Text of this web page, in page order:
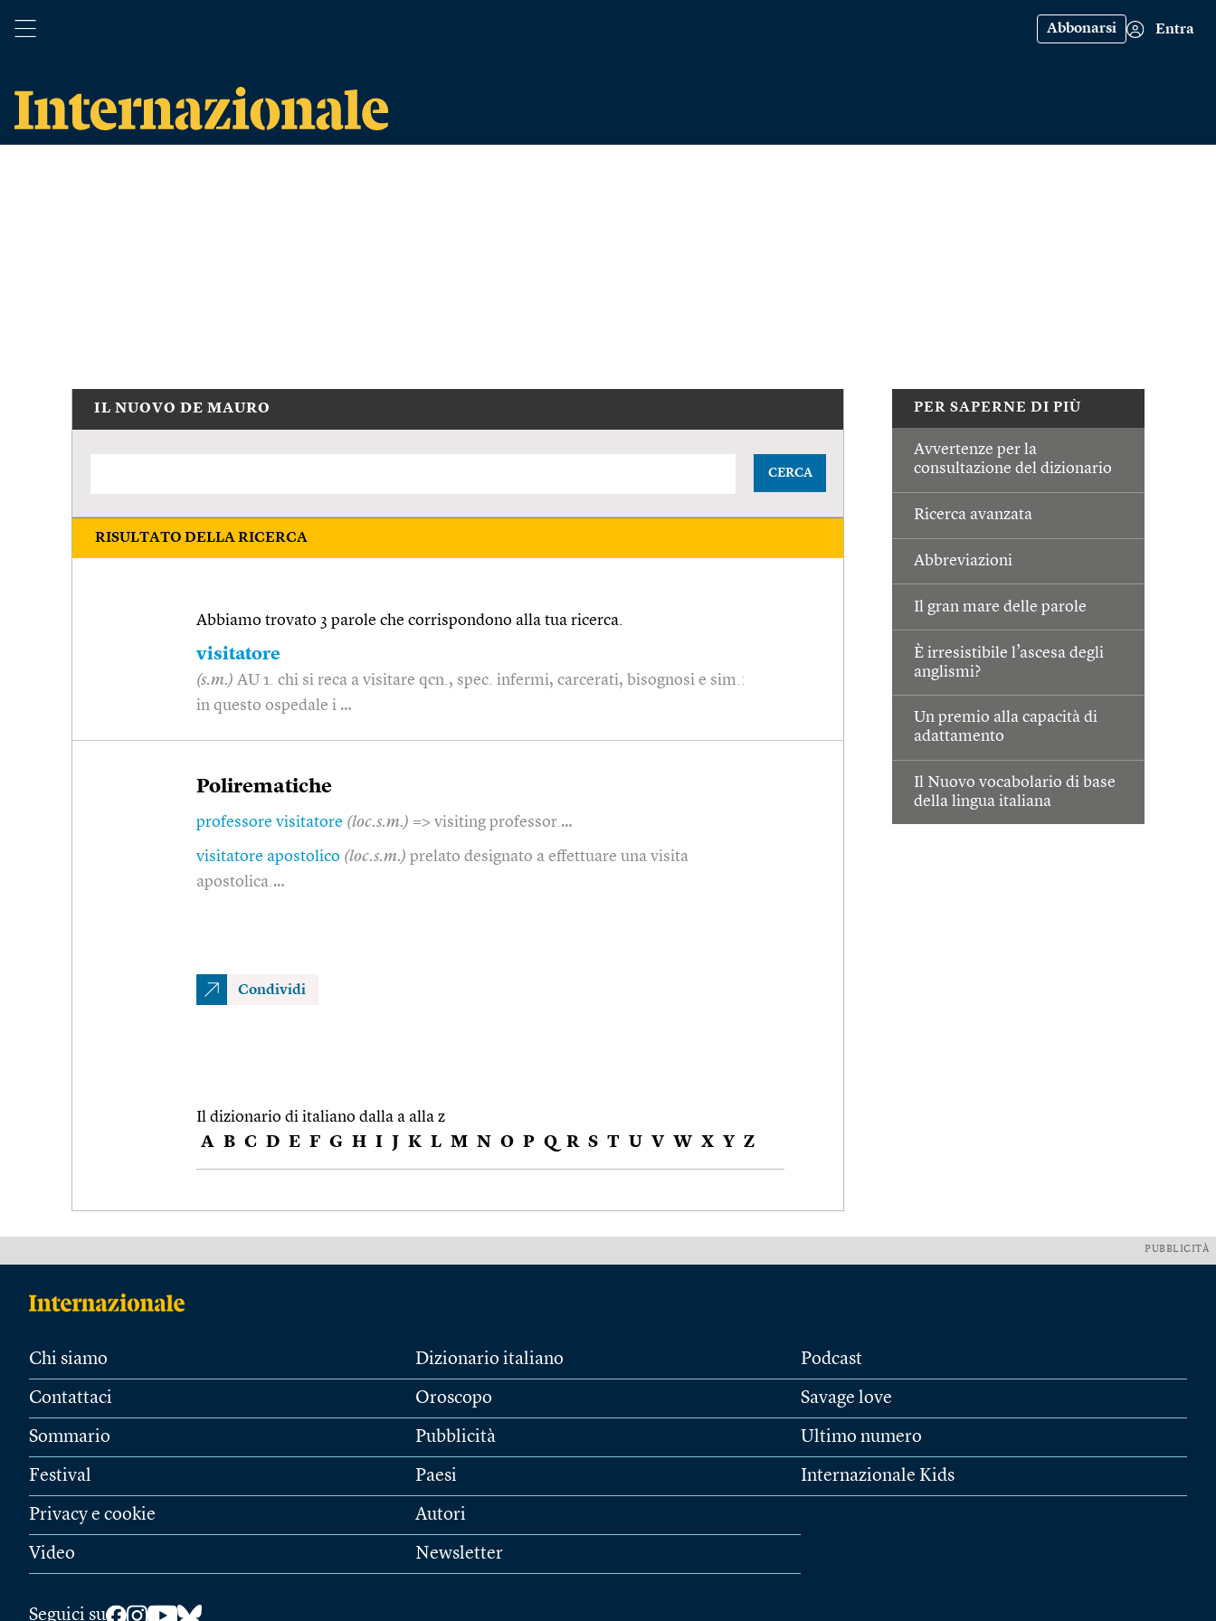
Abbonarsi Entra
PER SAPERNE DI PIÙ
Avvertenze per la
consultazione del dizionario
Ricerca avanzata
Abbreviazioni
Il gran mare delle parole
È irresistibile l’ascesa degli
anglismi?
Un premio alla capacità di
adattamento
Il Nuovo vocabolario di base
della lingua italiana
IL NUOVO DE MAURO
CERCA
RISULTATO DELLA RICERCA
Abbiamo trovato 3 parole che corrispondono alla tua ricerca.
visitatore
(s.m.) AU 1. chi si reca a visitare qcn., spec. infermi, carcerati, bisognosi e sim.:
in questo ospedale i …
Polirematiche
professore visitatore (loc.s.m.) => visiting professor.…
visitatore apostolico (loc.s.m.) prelato designato a effettuare una visita
apostolica.…
Condividi
Il dizionario di italiano dalla a alla z
A B C D E F G H I J K L M N O P Q R S T U V W X Y Z
PUBBLICITÀ
Chi siamo
Contattaci
Sommario
Festival
Privacy e cookie
Video
Dizionario italiano
Oroscopo
Pubblicità
Paesi
Autori
Newsletter
Podcast
Savage love
Ultimo numero
Internazionale Kids
Seguici su